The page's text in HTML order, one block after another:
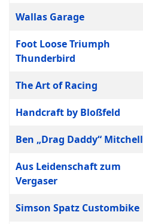
Wallas Garage
Foot Loose Triumph
Thunderbird
The Art of Racing
Handcraft by Bloßfeld
Ben „Drag Daddy“ Mitchell
Aus Leidenschaft zum
Vergaser
Simson Spatz Custombike